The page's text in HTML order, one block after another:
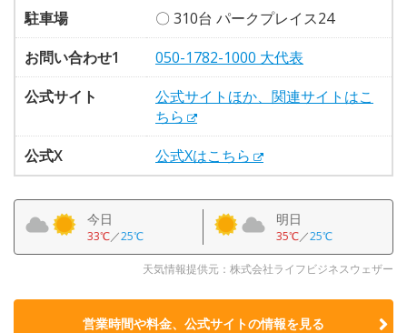
駐車場
〇 310台 パークプレイス24
お問い合わせ1
050-1782-1000 大代表
公式サイト
公式サイトほか、関連サイトはこ
ちら
公式X
公式Xはこちら
今日
33℃／25℃
明日
35℃／25℃
天気情報提供元：株式会社ライフビジネスウェザー
営業時間や料金、公式サイトの情報を見る